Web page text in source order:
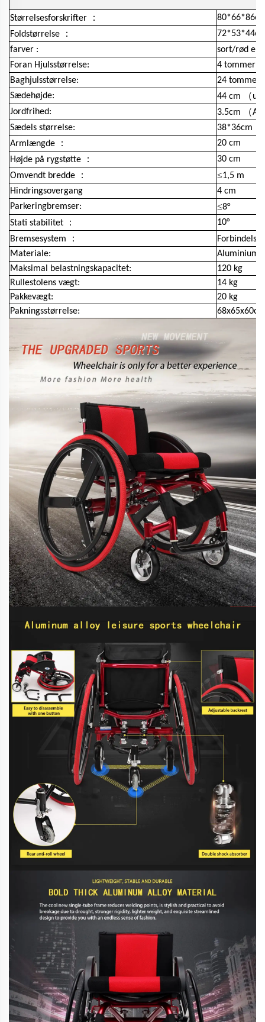
Størrelsesforskrifter ：
Foldstørrelse
：
farver :
sort/rød
Foran Hjulsstørrelse:
4 tommer
Baghjulsstørrelse:
24 tommer
Sædehøjde:
44 cm （
Jordfrihed:
3.5cm （
Sædels størrelse:
38*36cm
Armlængde
：
20 cm
Højde på rygstøtte
：
30 cm
Omvendt bredde
： ≤1,5 m
Hindringsovergang
4 cm
Parkeringbremser:
≤8°
Stati stabilitet
：
10°
Bremsesystem
：
Materiale:
Maksimal belastningskapacitet:
120 kg
Rullestolens vægt:
14 kg
Pakkevægt:
20 kg
Pakningsstørrelse:
68x65x60cm